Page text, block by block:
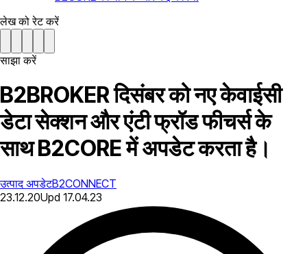
लेख को रेट करें
साझा करें
B2BROKER दिसंबर को नए केवाईसी
डेटा सेक्शन और एंटी फ्रॉड फीचर्स के
साथ B2CORE में अपडेट करता है।
उत्पाद अपडेटB2CONNECT
23.12.20Upd 17.04.23